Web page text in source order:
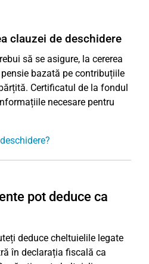
clauzei de deschidere
să se asigure, la cererea
bazată pe contribuțiile
Certificatul de la fondul
necesare pentru
pot deduce ca
deduce cheltuielile legate
în declarația fiscală ca